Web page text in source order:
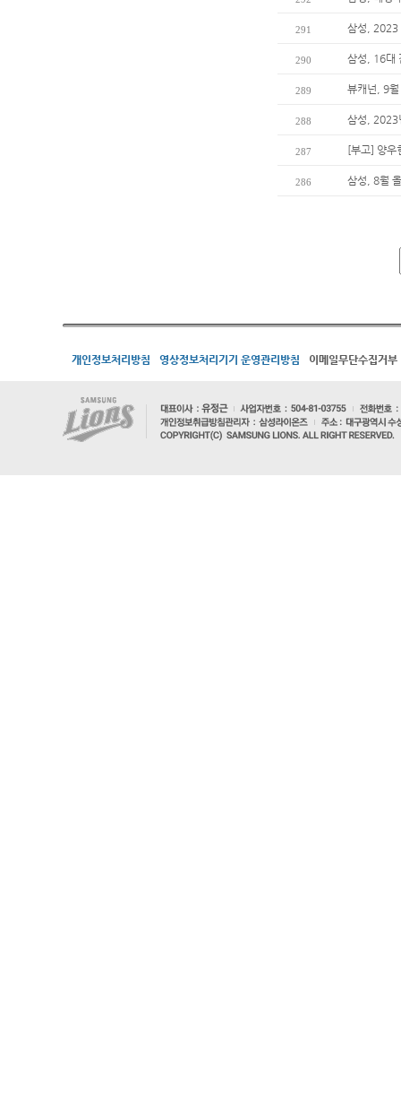
291 삼성, 2023
290 삼성, 16대
289 뷰캐넌, 9
288 삼성, 2023
287 [부고] 양우
286 삼성, 8월
개인정보처리방침 영상정보처리기기 운영관리방침 이메일무단수집거부